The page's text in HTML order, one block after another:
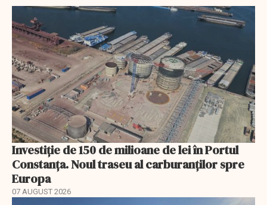
Investiție de 150 de milioane de lei în Portul
Constanța. Noul traseu al carburanților spre
Europa
07 AUGUST 2026